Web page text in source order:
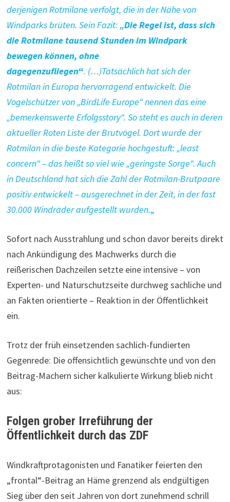
derjenigen Rotmilane verfolgt, die in der Nähe von
Windparks brüten. Sein Fazit:„Die Regel ist, dass sich
die Rotmilane tausend Stunden im Windpark
bewegen können, ohne
dagegenzufliegen“. (…)Tatsächlich hat sich der
Rotmilan in Europa hervorragend entwickelt. Die
Vogelschützer von „BirdLife Europe“ nennen das eine
„bemerkenswerte Erfolgsstory“. So steht es auch in deren
aktueller Roten Liste der Brutvögel. Dort wurde der
Rotmilan in die beste Kategorie hochgestuft: „least
concern“ – das heißt so viel wie „geringste Sorge“. Auch
in Deutschland hat sich die Zahl der Rotmilan-Brutpaare
positiv entwickelt – ausgerechnet in der Zeit, in der fast
30.000 Windräder aufgestellt wurden.„
Sofort nach Ausstrahlung und schon davor bereits direkt
nach Ankündigung des Machwerks durch die
reißerischen Dachzeilen setzte eine intensive – von
Experten- und Naturschutzseite durchweg sachliche und
an Fakten orientierte – Reaktion in der Öffentlichkeit
ein.
Trotz der früh einsetzenden sachlich-fundierten
Gegenrede: Die offensichtlich gewünschte und von den
Beitrag-Machern sicher kalkulierte Wirkung blieb nicht
aus:
Folgen grober Irreführung der
Öffentlichkeit durch das ZDF
Windkraftprotagonisten und Fanatiker feierten den
„frontal“-Beitrag an Häme grenzend als endgültigen
Sieg über den seit Jahren von dort zunehmend schrill